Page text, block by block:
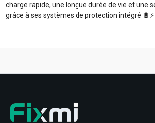
charge rapide, une longue durée de vie et une
grâce à ses systèmes de protection intégré 🔋⚡️